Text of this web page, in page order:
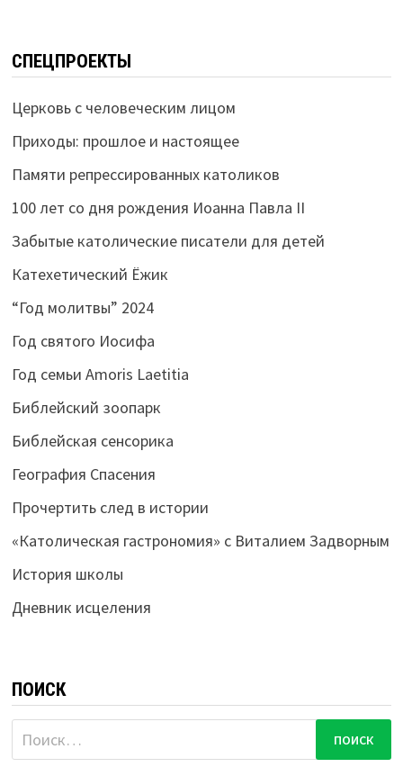
СПЕЦПРОЕКТЫ
Церковь с человеческим лицом
Приходы: прошлое и настоящее
Памяти репрессированных католиков
100 лет со дня рождения Иоанна Павла II
Забытые католические писатели для детей
Катехетический Ёжик
“Год молитвы” 2024
Год святого Иосифа
Год семьи Amoris Laetitia
Библейский зоопарк
Библейская сенсорика
География Спасения
Прочертить след в истории
«Католическая гастрономия» с Виталием Задворным
История школы
Дневник исцеления
ПОИСК
Найти: